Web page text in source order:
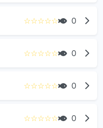
☆☆☆☆☆ 0
☆☆☆☆☆ 0
☆☆☆☆☆ 0
☆☆☆☆☆ 0